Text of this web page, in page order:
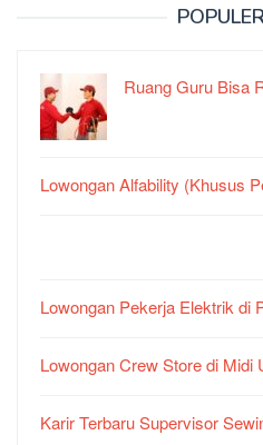
Ruang Guru Bisa
Lowongan Alfability (Khusus
Lowongan Pekerja Elektrik di
Lowongan Crew Store di
Karir Terbaru Supervisor